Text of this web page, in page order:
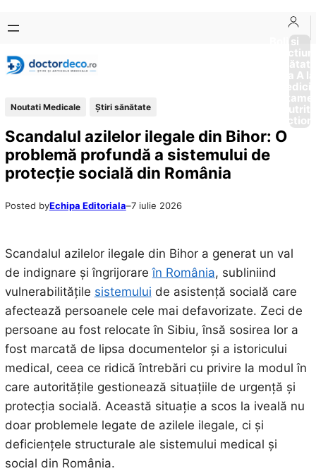
conținut
content
Boli si
Afectiuni
Sănătate
de la A
Noutati Medicale Ştiri sănătate
Scandalul azilelor ilegale din Bihor: O
problemă profundă a sistemului de
protecție socială din România
Posted byEchipa Editoriala–7 iulie 2026
Scandalul azilelor ilegale din Bihor a generat un val
de indignare și îngrijorareîn România, subliniind
vulnerabilitățile sistemului de asistență socială care
afectează persoanele cele mai defavorizate. Zeci de
persoane au fost relocate în Sibiu, însă sosirea lor a
fost marcată de lipsa documentelor și a istoricului
medical, ceea ce ridică întrebări cu privire la modul în
care autoritățile gestionează situațiile de urgență și
protecția socială. Această situație a scos la iveală nu
doar problemele legate de azilele ilegale, ci și
deficiențele structurale ale sistemului medical și
social din România.